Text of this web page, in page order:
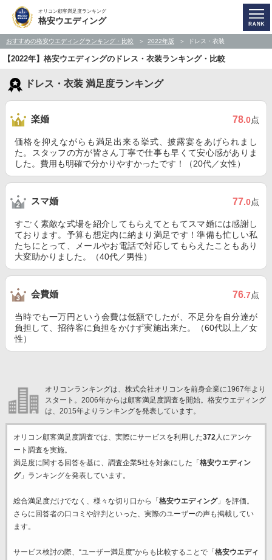
オリコン顧客満足度ランキング
格安ウエディング
おすすめの格安ウエディングランキング・比較 2022年版 ドレス・衣装
【2022年】格安ウエディングのドレス・衣装ランキング・比較
ドレス・衣装 満足度ランキング
楽婚 78.0点
価格を抑えながらも満足出来る挙式、披露宴をあげられまし
た。スタッフの方が皆さん丁寧で仕事も早くて安心感がありま
した。費用も明確で分かりやすかったです！（20代／女性）
スマ婚 77.0点
すごく素敵な式場を紹介してもらえてともてスマ婚には感謝し
ております。予算も想定内に納まり満足です！準備も忙しい私
たちにとって、メールやお電話で対応してもらえたこともあり
大変助かりました。（40代／男性）
会費婚 76.7点
当時でも一万円という会費は低額でしたが、不足分を自分達が
負担して、招待客に負担をかけず実施出来た。（60代以上／女
性）
オリコンランキングは、株式会社オリコンを前身企業に1967年より
スタート。2006年からは顧客満足度調査を開始。格安ウエディング
は、2015年よりランキングを発表しています。
オリコン顧客満足度調査では、実際にサービスを利用した372人にアンケ
ート調査を実施。
満足度に関する回答を基に、調査企業5社を対象にした「 格安ウエディン
グ」ランキングを発表しています。
総合満足度だけでなく、様々な切り口から「 格安ウエディング」を評価。
さらに回答者の口コミや評判といった、実際のユーザーの声も掲載してい
ます。
サービス検討の際、“ユーザー満足度”からも比較することで「 格安ウエディ